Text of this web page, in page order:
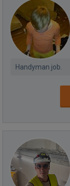
Handyman job.